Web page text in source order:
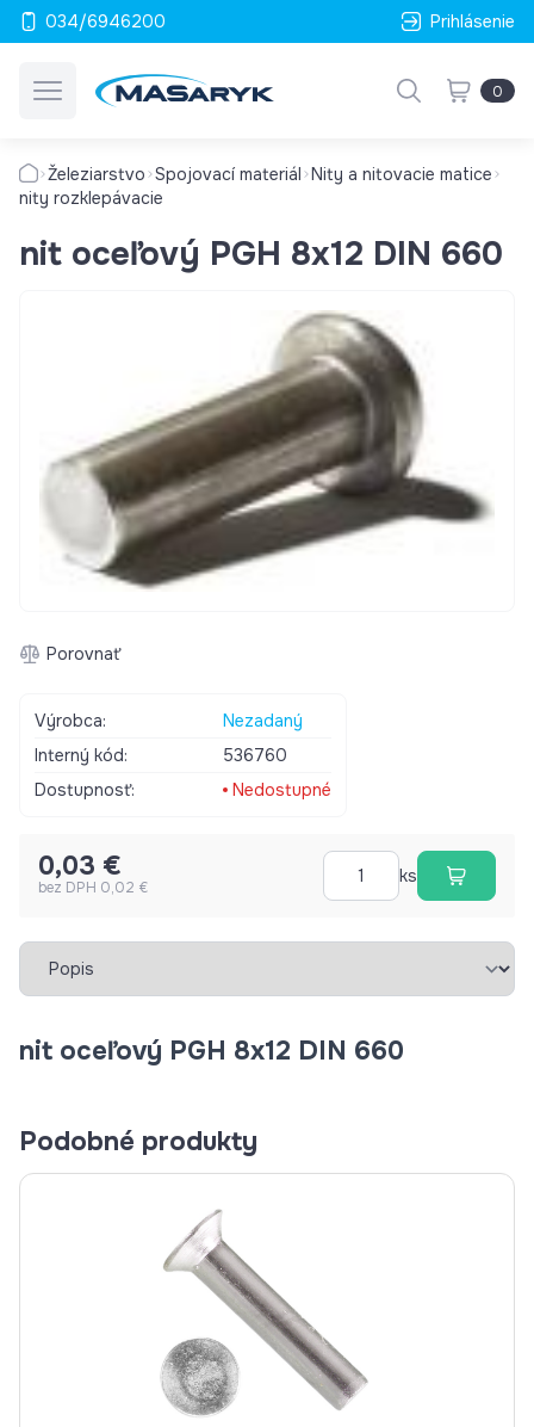
034/6946200 Prihlásenie
0
Železiarstvo Spojovací materiál Nity a nitovacie matice
nity rozklepávacie
nit oceľový PGH 8x12 DIN 660
Porovnať
Výrobca:
Nezadaný
Interný kód:
536760
Dostupnosť:
Nedostupné
0,03 €
bez DPH 0,02 €
ks
Vybrať záložku
nit oceľový PGH 8x12 DIN 660
Podobné produkty